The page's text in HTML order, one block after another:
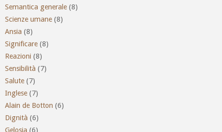
Semantica generale (8)
Scienze umane (8)
Ansia (8)
Significare (8)
Reazioni (8)
Sensibilità (7)
Salute (7)
Inglese (7)
Alain de Botton (6)
Dignità (6)
Gelosia (6)